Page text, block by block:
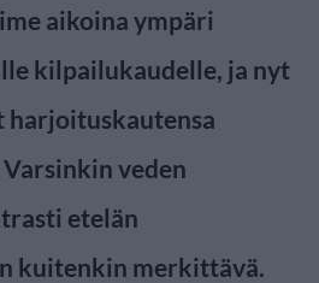
aikoina ympäri
kilpailukaudelle, ja nyt
harjoituskautensa
Varsinkin veden
etelän
kuitenkin merkittävä.